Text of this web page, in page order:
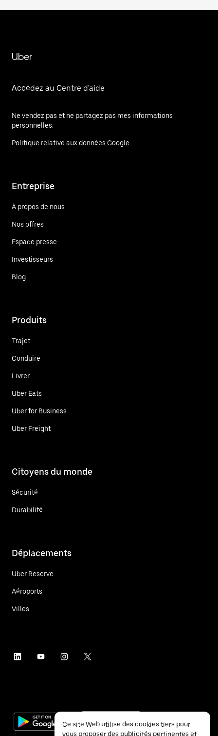
Uber
Accédez au Centre d'aide
Ne vendez pas et ne partagez pas mes informations
personnelles.
Politique relative aux données Google
Entreprise
À propos de nous
Nos offres
Espace presse
Investisseurs
Blog
Produits
Trajet
Conduire
Livrer
Uber Eats
Uber for Business
Uber Freight
Citoyens du monde
Sécurité
Durabilité
Déplacements
Uber Reserve
Aéroports
Villes
Ce site Web utilise des cookies tiers pour
vous proposer des publicités pertinentes et